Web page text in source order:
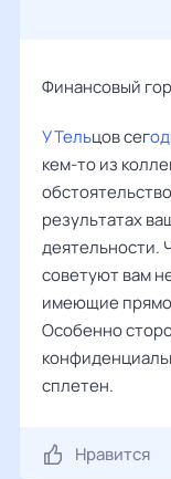
Финансовый
У Тельцов сег
кем-то из
результатах
деятельности.
советуют вам
имеющие
Особенно
сплетен.
Нравится